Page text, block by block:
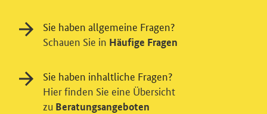
Sie haben allgemeine Fragen?
Schauen Sie in Häufige Fragen
Sie haben inhaltliche Fragen?
Hier finden Sie eine Übersicht
zu Beratungsangeboten